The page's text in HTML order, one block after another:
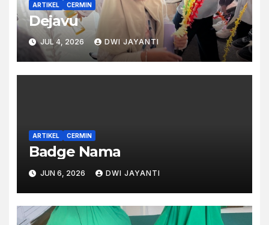
ARTIKEL CERMIN
Dejavu
JUL 4, 2026 DWI JAYANTI
ARTIKEL CERMIN
Badge Nama
JUN 6, 2026 DWI JAYANTI